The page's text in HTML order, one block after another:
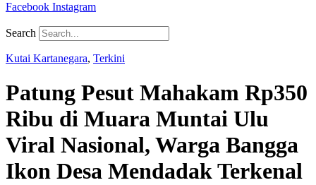
Facebook Instagram
Search
Kutai Kartanegara, Terkini
Patung Pesut Mahakam Rp350
Ribu di Muara Muntai Ulu
Viral Nasional, Warga Bangga
Ikon Desa Mendadak Terkenal